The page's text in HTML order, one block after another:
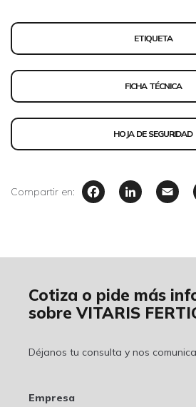
ETIQUETA
FICHA TÉCNICA
HOJA DE SEGURIDAD
Compartir en:
Cotiza o pide más
sobre VITARIS
Déjanos tu consulta y nos
Empresa